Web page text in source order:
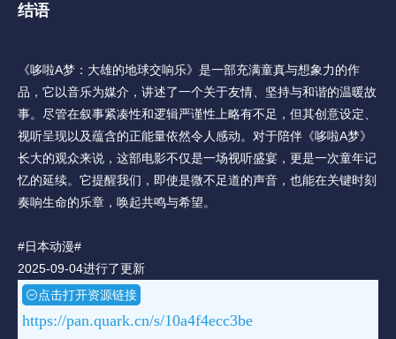
结语
《哆啦A梦：大雄的地球交响乐》是一部充满童真与想象力的作
品，它以音乐为媒介，讲述了一个关于友情、坚持与和谐的温暖故
事。尽管在叙事紧凑性和逻辑严谨性上略有不足，但其创意设定、
视听呈现以及蕴含的正能量依然令人感动。对于陪伴《哆啦A梦》
长大的观众来说，这部电影不仅是一场视听盛宴，更是一次童年记
忆的延续。它提醒我们，即使是微不足道的声音，也能在关键时刻
奏响生命的乐章，唤起共鸣与希望。
#日本动漫#
2025-09-04进行了更新
点击打开资源链接
https://pan.quark.cn/s/10a4f4ecc3be